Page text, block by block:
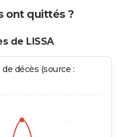
ont quittés ?
de LISSA
décès (source :